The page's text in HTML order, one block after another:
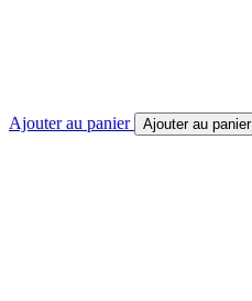
Ajouter au panier Ajouter au panier